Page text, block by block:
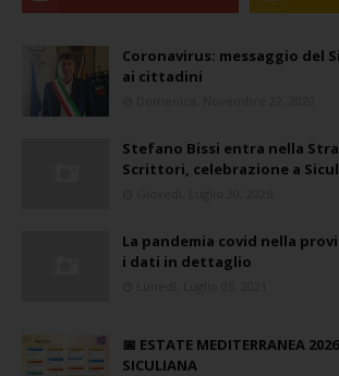
Coronavirus: messaggio del
ai cittadini
Stefano Bissi entra nella
Scrittori, celebrazione a
La pandemia covid nella
i dati in dettaglio
📅 ESTATE MEDITERRANEA
SICULIANA